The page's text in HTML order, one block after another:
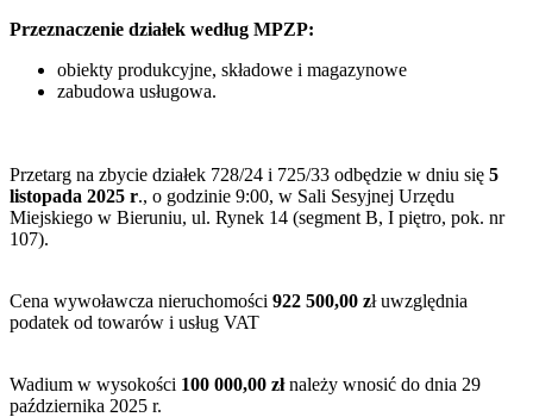
Przeznaczenie działek według MPZP:
obiekty produkcyjne, składowe i magazynowe
zabudowa usługowa.
Przetarg na zbycie działek 728/24 i 725/33 odbędzie w dniu się 5
listopada 2025 r., o godzinie 9:00, w Sali Sesyjnej Urzędu
Miejskiego w Bieruniu, ul. Rynek 14 (segment B, I piętro, pok. nr
107).
Cena wywoławcza nieruchomości 922 500,00 zł uwzględnia
podatek od towarów i usług VAT
Wadium w wysokości 100 000,00 złnależy wnosić do dnia 29
października 2025 r.